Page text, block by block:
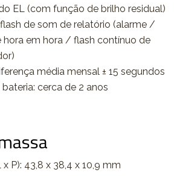
EL (com função de brilho residual)
de som de relatório (alarme /
hora em hora / flash contínuo de
média mensal ± 15 segundos
cerca de 2 anos
P): 43,8 x 38,4 x 10,9 mm